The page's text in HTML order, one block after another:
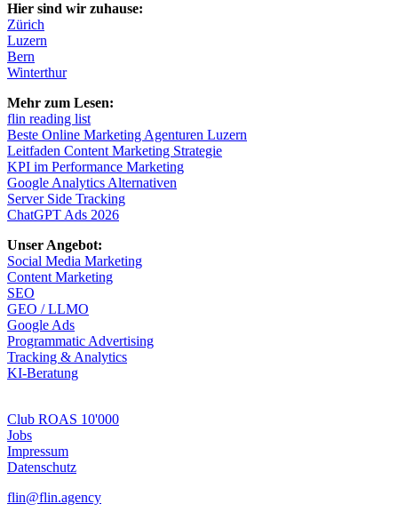
Hier sind wir zuhause:
Zürich
Luzern
Bern
Winterthur
Mehr zum Lesen:
flin reading list
Beste Online Marketing Agenturen Luzern
Leitfaden Content Marketing Strategie
KPI im Performance Marketing
Google Analytics Alternativen
Server Side Tracking
ChatGPT Ads 2026
Unser Angebot:
Social Media Marketing
Content Marketing
SEO
GEO / LLMO
Google Ads
Programmatic Advertising
Tracking & Analytics
KI-Beratung
Club ROAS 10'000
Jobs
Impressum
Datenschutz
flin@flin.agency